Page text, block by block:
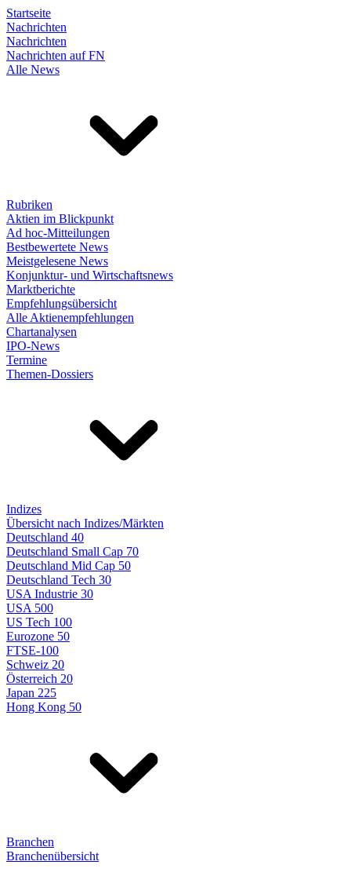
Startseite
Nachrichten
Nachrichten
Nachrichten auf FN
Alle News
Rubriken
Aktien im Blickpunkt
Ad hoc-Mitteilungen
Bestbewertete News
Meistgelesene News
Konjunktur- und Wirtschaftsnews
Marktberichte
Empfehlungsübersicht
Alle Aktienempfehlungen
Chartanalysen
IPO-News
Termine
Themen-Dossiers
Indizes
Übersicht nach Indizes/Märkten
Deutschland 40
Deutschland Small Cap 70
Deutschland Mid Cap 50
Deutschland Tech 30
USA Industrie 30
USA 500
US Tech 100
Eurozone 50
FTSE-100
Schweiz 20
Österreich 20
Japan 225
Hong Kong 50
Branchen
Branchenübersicht